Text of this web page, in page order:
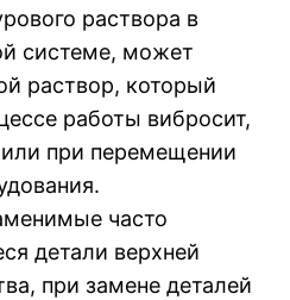
раствора в
системе, может
раствор, который
работы вибросит,
при перемещении
часто
детали верхней
при замене деталей